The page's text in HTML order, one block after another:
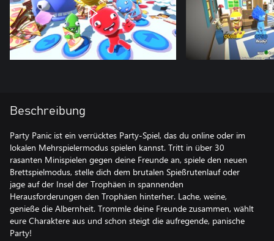
Beschreibung
Party Panic ist ein verrücktes Party-Spiel, das du online oder im
lokalen Mehrspielermodus spielen kannst. Tritt in über 30
rasanten Minispielen gegen deine Freunde an, spiele den neuen
Brettspielmodus, stelle dich dem brutalen Spießrutenlauf oder
jage auf der Insel der Trophäen in spannenden
Herausforderungen den Trophäen hinterher. Lache, weine,
genieße die Albernheit. Trommle deine Freunde zusammen, wählt
eure Charaktere aus und schon steigt die aufregende, panische
Party!